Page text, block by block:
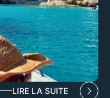
LIRE LA SUITE